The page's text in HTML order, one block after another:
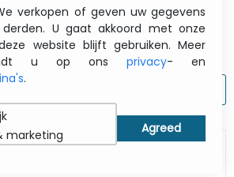
- Receipt Printer
#: C31CK50156
verkopen of geven uw gegevens
U gaat akkoord met onze
website blijft gebruiken. Meer
u op ons privacy- en
.
marketing